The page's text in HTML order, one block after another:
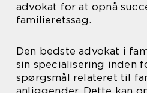
advokat for at opnå
familieretssag.
Den bedste advokat i
sin specialisering inden
spørgsmål relateret til
anliggender. Dette kan